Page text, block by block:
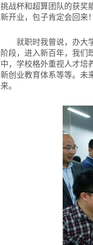
挑战杯和超算团队的获奖
新开业，包子肯定会回来！
就职时我曾说，办大
阶段，进入新百年，我们
中，学校格外重视人才培
新创业教育体系等等。未
来。